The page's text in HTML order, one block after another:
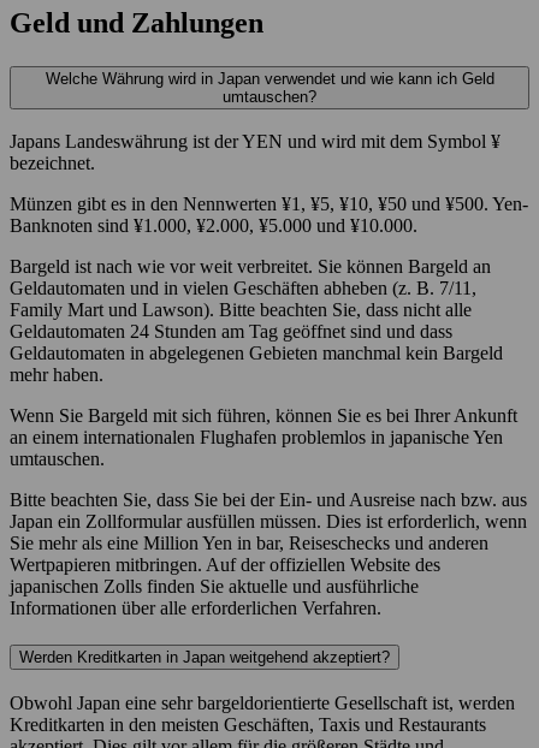
Geld und Zahlungen
Welche Währung wird in Japan verwendet und wie kann ich Geld
umtauschen?
Japans Landeswährung ist der YEN und wird mit dem Symbol ¥
bezeichnet.
Münzen gibt es in den Nennwerten ¥1, ¥5, ¥10, ¥50 und ¥500. Yen-
Banknoten sind ¥1.000, ¥2.000, ¥5.000 und ¥10.000.
Bargeld ist nach wie vor weit verbreitet. Sie können Bargeld an
Geldautomaten und in vielen Geschäften abheben (z. B. 7/11,
Family Mart und Lawson). Bitte beachten Sie, dass nicht alle
Geldautomaten 24 Stunden am Tag geöffnet sind und dass
Geldautomaten in abgelegenen Gebieten manchmal kein Bargeld
mehr haben.
Wenn Sie Bargeld mit sich führen, können Sie es bei Ihrer Ankunft
an einem internationalen Flughafen problemlos in japanische Yen
umtauschen.
Bitte beachten Sie, dass Sie bei der Ein- und Ausreise nach bzw. aus
Japan ein Zollformular ausfüllen müssen. Dies ist erforderlich, wenn
Sie mehr als eine Million Yen in bar, Reiseschecks und anderen
Wertpapieren mitbringen. Auf der offiziellen Website des
japanischen Zolls finden Sie aktuelle und ausführliche
Informationen über alle erforderlichen Verfahren.
Werden Kreditkarten in Japan weitgehend akzeptiert?
Obwohl Japan eine sehr bargeldorientierte Gesellschaft ist, werden
Kreditkarten in den meisten Geschäften, Taxis und Restaurants